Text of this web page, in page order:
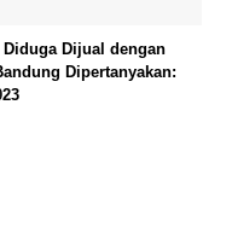
Dijual dengan
Dipertanyakan: